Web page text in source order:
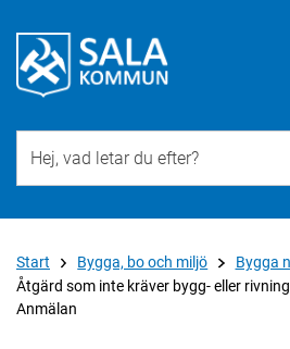
Start Bygga, bo och miljö
Bygga
Åtgärd som inte kräver bygg- eller
Anmälan